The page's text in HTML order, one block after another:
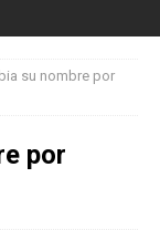
su nombre por
por